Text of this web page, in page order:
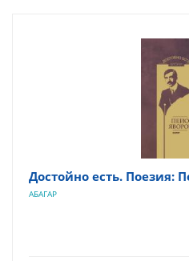
Достойно есть. Поезия:
АБАГАР